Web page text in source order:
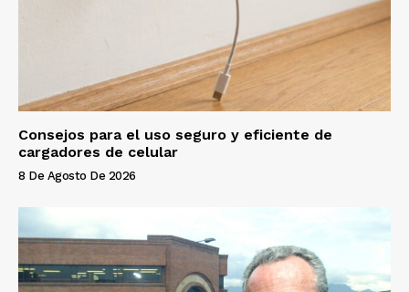
Consejos para el uso seguro y eficiente de
cargadores de celular
8 De Agosto De 2026